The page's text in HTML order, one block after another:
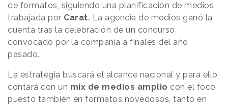
de formatos, siguiendo una planificación de medios
trabajada por Carat. La agencia de medios ganó la
cuenta tras la celebración de un concurso
convocado por la compañía a finales del año
pasado.
La estrategia buscará el alcance nacional y para ello
contará con un mix de medios amplio con el foco
puesto también en formatos novedosos, tanto en